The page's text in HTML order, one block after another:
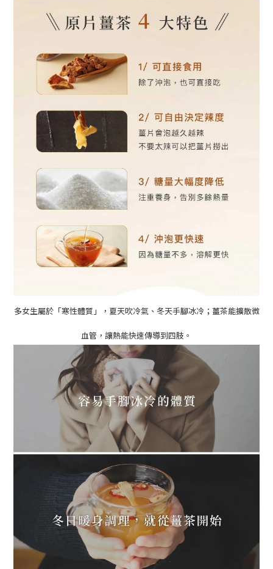
多女生屬於「寒性體質」，夏天吹冷氣、冬天手腳冰冷； 薑茶能擴散微
血管，讓熱能快速傳導到四肢。